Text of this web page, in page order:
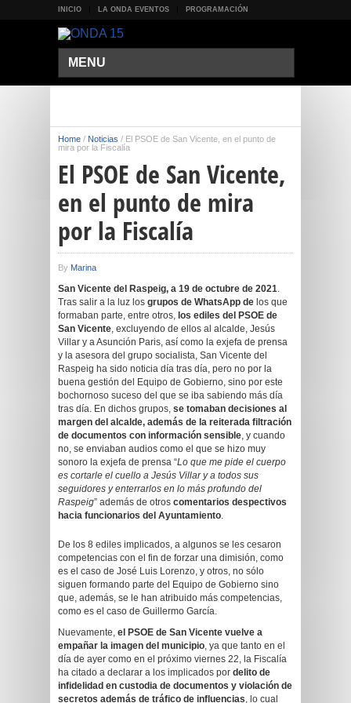
INICIO LA ONDA EVENTOS PROGRAMACIÓN
MENU
Home / Noticias / El PSOE de San Vicente, en el punto de
mira por la Fiscalía
El PSOE de San Vicente,
en el punto de mira
por la Fiscalía
By Marina
San Vicente del Raspeig, a 19 de octubre de 2021.
Tras salir a la luz los grupos de WhatsApp de los que
formaban parte, entre otros, los ediles del PSOE de
San Vicente, excluyendo de ellos al alcalde, Jesús
Villar y a Asunción Paris, así como la exjefa de prensa
y la asesora del grupo socialista, San Vicente del
Raspeig ha sido noticia día tras día, pero no por la
buena gestión del Equipo de Gobierno, sino por este
bochornoso suceso del que se iba sabiendo más día
tras día. En dichos grupos, se tomaban decisiones al
margen del alcalde, además de la reiterada filtración
de documentos con información sensible, y cuando
no, se enviaban audios como el que se hizo muy
sonoro la exjefa de prensa “Lo que me pide el cuerpo
es cortarle el cuello a Jesús Villar y a todos sus
seguidores y enterrarlos en lo más profundo del
Raspeig” además de otros comentarios despectivos
hacia funcionarios del Ayuntamiento.
De los 8 ediles implicados, a algunos se les cesaron
competencias con el fin de forzar una dimisión, como
es el caso de José Luis Lorenzo, y otros, no sólo
siguen formando parte del Equipo de Gobierno sino
que, además, se le han atribuido más competencias,
como es el caso de Guillermo García.
Nuevamente, el PSOE de San Vicente vuelve a
empañar la imagen del municipio, ya que tanto en el
día de ayer como en el próximo viernes 22, la Fiscalía
ha citado a declarar a los implicados por delito de
infidelidad en custodia de documentos y violación de
secretos además de tráfico de influencias, lo cual